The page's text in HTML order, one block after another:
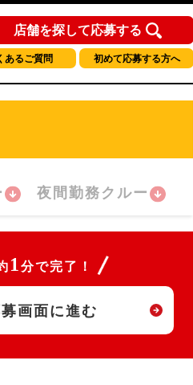
店舗を探して応募する
あるご質問 初めて応募する方へ
夜間勤務クルー
1 分で完了！
画面に進む